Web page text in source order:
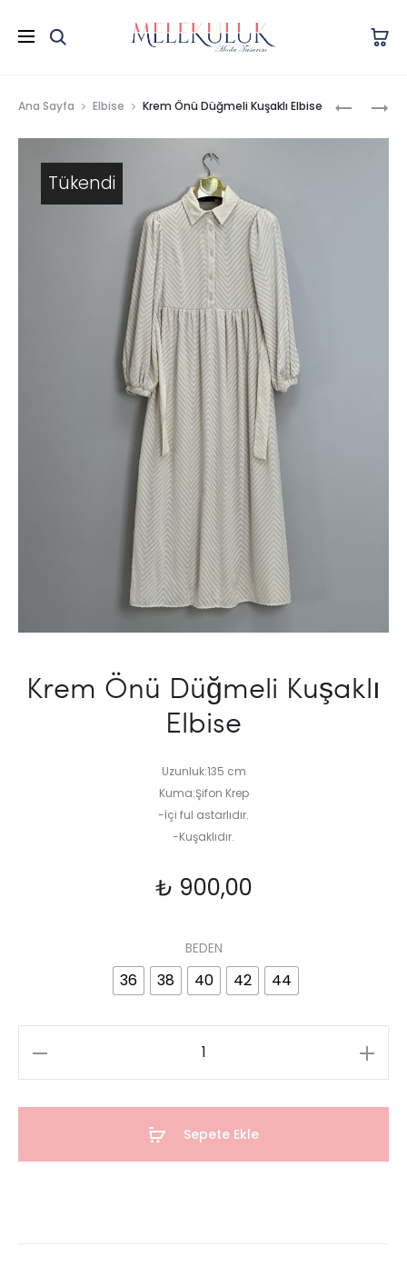
ÇIÇEK
Ana Sayfa Elbise Krem Önü Düğmeli Kuşaklı Elbise
Tükendi
Krem Önü Düğmeli Kuşaklı
Elbise
Uzunluk:135 cm
Kuma:Şifon Krep
-İçi ful astarlıdır.
-Kuşaklıdır.
₺ 900,00
BEDEN
36 38 40 42 44
Sepete Ekle